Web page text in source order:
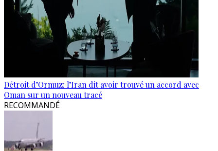
Détroit d’Ormuz: l’Iran dit avoir trouvé un accord avec
Oman sur un nouveau tracé
RECOMMANDÉ